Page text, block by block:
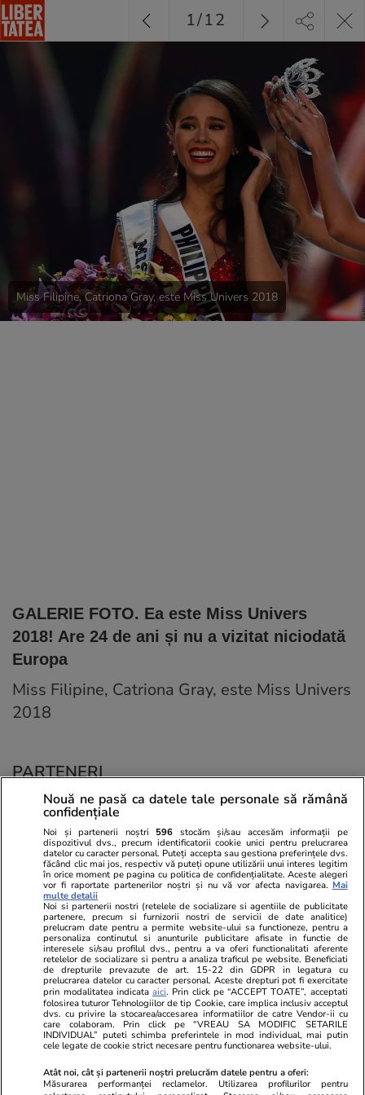
Miss Filipine, Catriona Gray, este Miss Univers 2018
GALERIE FOTO. Ea este Miss Univers
2018! Are 24 de ani și nu a vizitat niciodată
Europa
Miss Filipine, Catriona Gray, este Miss Univers
2018
1/12
PARTENERI
Viva.ro
Ultima oră! Ce răsturnare de situație în acest
moment și ce cuvinte! Traian Băsescu: ”Ilie
Bolojan a...”
Unica.ro
Nu și ei! S-au
căsnicie! Cei doi
secret. Nimeni
motiv al
Nouă ne pasă ca datele tale personale să rămână
confidențiale
Noi și partenerii noștri 596 stocăm și/sau accesăm informații pe
dispozitivul dvs., precum identificatorii cookie unici pentru prelucrarea
datelor cu caracter personal. Puteți accepta sau gestiona preferințele dvs.
făcând clic mai jos, respectiv vă puteți opune utilizării unui interes legitim
în orice moment pe pagina cu politica de confidențialitate. Aceste alegeri
vor fi raportate partenerilor noștri și nu vă vor afecta navigarea. Mai
multe detalii
Noi si partenerii nostri (retelele de socializare si agentiile de publicitate
partenere, precum si furnizorii nostri de servicii de date analitice)
prelucram date pentru a permite website-ului sa functioneze, pentru a
personaliza continutul si anunturile publicitare afisate in functie de
interesele si/sau profilul dvs., pentru a va oferi functionalitati aferente
retelelor de socializare si pentru a analiza traficul pe website. Beneficiati
de drepturile prevazute de art. 15-22 din GDPR in legatura cu
prelucrarea datelor cu caracter personal. Aceste drepturi pot fi exercitate
prin modalitatea indicataaici. Prin click pe “ACCEPT TOATE”, acceptati
folosirea tuturor Tehnologiilor de tip Cookie, care implica inclusiv acceptul
dvs. cu privire la stocarea/accesarea informatiilor de catre Vendor-ii cu
care colaboram. Prin click pe “VREAU SA MODIFIC SETARILE
INDIVIDUAL” puteti schimba preferintele in mod individual, mai putin
cele legate de cookie strict necesare pentru functionarea website-ului.
Atât noi, cât și partenerii noștri prelucrăm datele pentru a oferi:
Măsurarea performanței reclamelor. Utilizarea profilurilor pentru